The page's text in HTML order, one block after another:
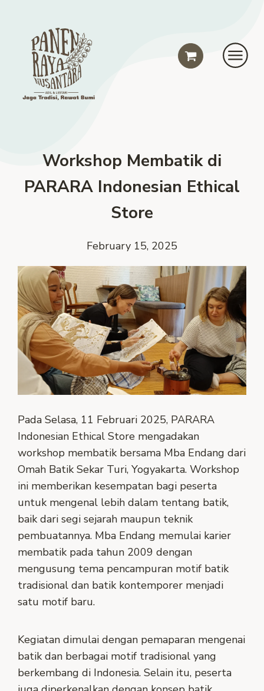
Workshop Membatik di
PARARA Indonesian Ethical
Store
February 15, 2025
Pada Selasa, 11 Februari 2025, PARARA
Indonesian Ethical Store mengadakan
workshop membatik bersama Mba Endang dari
Omah Batik Sekar Turi, Yogyakarta. Workshop
ini memberikan kesempatan bagi peserta
untuk mengenal lebih dalam tentang batik,
baik dari segi sejarah maupun teknik
pembuatannya. Mba Endang memulai karier
membatik pada tahun 2009 dengan
mengusung tema pencampuran motif batik
tradisional dan batik kontemporer menjadi
satu motif baru.
Kegiatan dimulai dengan pemaparan mengenai
batik dan berbagai motif tradisional yang
berkembang di Indonesia. Selain itu, peserta